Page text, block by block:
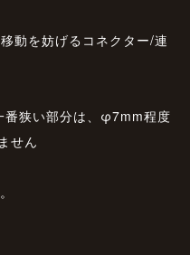
動を妨げるコネクター/連
番狭い部分は、φ7mm程度
せん